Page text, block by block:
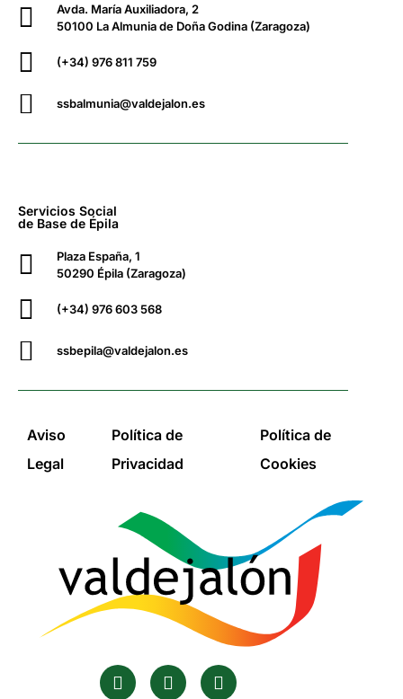
Avda. María Auxiliadora, 2
50100 La Almunia de Doña Godina (Zaragoza)
(+34) 976 811 759
ssbalmunia@valdejalon.es
Servicios Social
de Base de Épila
Plaza España, 1
50290 Épila (Zaragoza)
(+34) 976 603 568
ssbepila@valdejalon.es
Aviso
Legal
Política de
Privacidad
Política de
Cookies